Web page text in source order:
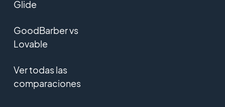
Glide
GoodBarber vs
Lovable
Ver todas las
comparaciones